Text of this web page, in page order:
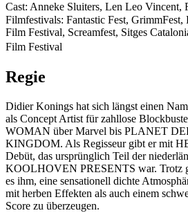
Cast: Anneke Sluiters, Len Leo Vincent,
Filmfestivals: Fantastic Fest, GrimmFest,
Film Festival, Screamfest, Sitges
Film Festival
Regie
Didier Konings hat sich längst einen
als Concept Artist für zahllose
WOMAN über Marvel bis PLANET
KINGDOM. Als Regisseur gibt er mit
Debüt, das ursprünglich Teil der
KOOLHOVEN PRESENTS war. Trotz
es ihm, eine sensationell dichte
mit herben Effekten als auch einem
Score zu überzeugen.